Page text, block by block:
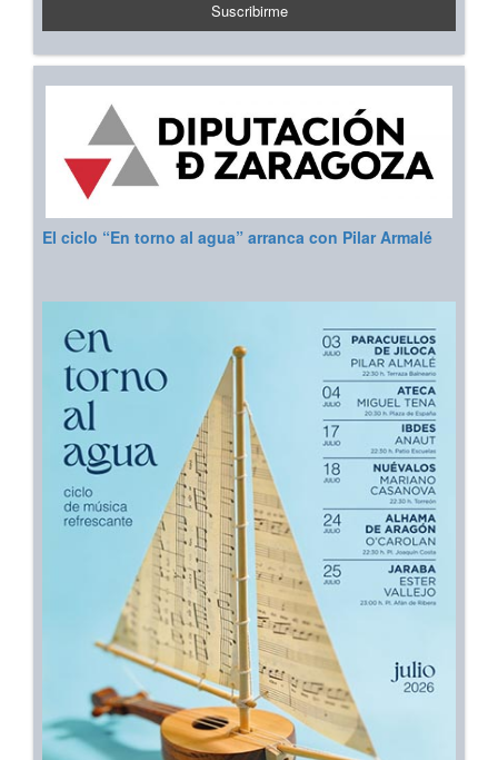
El ciclo “En torno al agua” arranca con Pilar Armalé